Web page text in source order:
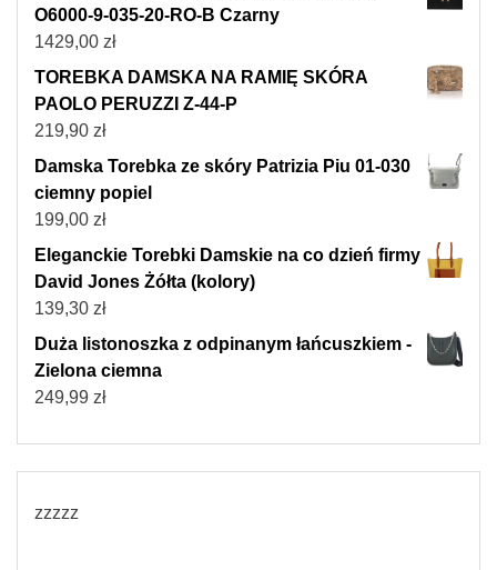
O6000-9-035-20-RO-B Czarny
1429,00 zł
TOREBKA DAMSKA NA RAMIĘ SKÓRA
PAOLO PERUZZI Z-44-P
219,90 zł
Damska Torebka ze skóry Patrizia Piu 01-030
ciemny popiel
199,00 zł
Eleganckie Torebki Damskie na co dzień firmy
David Jones Żółta (kolory)
139,30 zł
Duża listonoszka z odpinanym łańcuszkiem -
Zielona ciemna
249,99 zł
zzzzz